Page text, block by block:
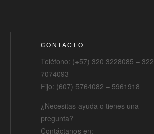
CONTACTO
Teléfono: (+57) 320 3228085 – 322
7074093
Fijo: (607) 5764082 – 5961918
¿Necesitas ayuda o tienes una
pregunta?
Contáctanos en: